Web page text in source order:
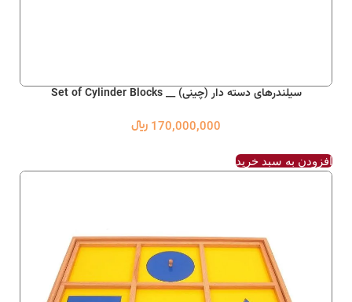
سیلندرهای دسته دار (چینی) __ Set of Cylinder Blocks
170,000,000 ﷼
افزودن به سبد خرید